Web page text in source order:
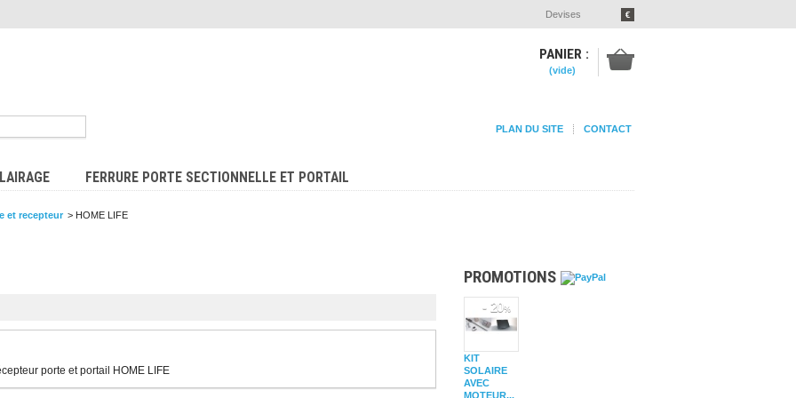
Devises €
CONTACT
PLAN DU SITE
PANIER :
(vide)
FERRURE PORTE SECTIONNELLE ET PORTAIL
et recepteur > HOME LIFE
porte et portail HOME LIFE
PROMOTIONS
KIT
SOLAIRE
AVEC
MOTEUR...
- 20%